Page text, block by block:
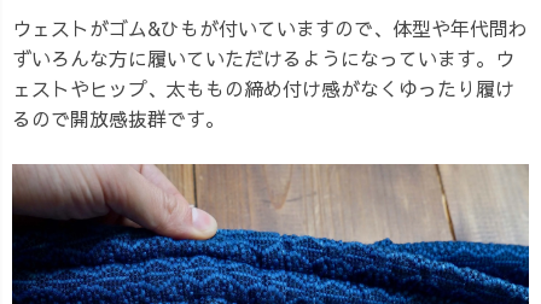
ウェストがゴム&ひもが付いていますので、体型や年代問わ
ずいろんな方に履いていただけるようになっています。ウ
ェストやヒップ、太ももの締め付け感がなくゆったり履け
るので開放感抜群です。